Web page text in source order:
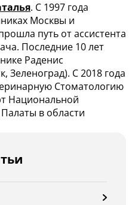
. С 1997 года
Москвы и
путь от ассистента
Последние 10 лет
Раденис
Зеленоград). С 2018 года
Стоматологию
Национальной
в области